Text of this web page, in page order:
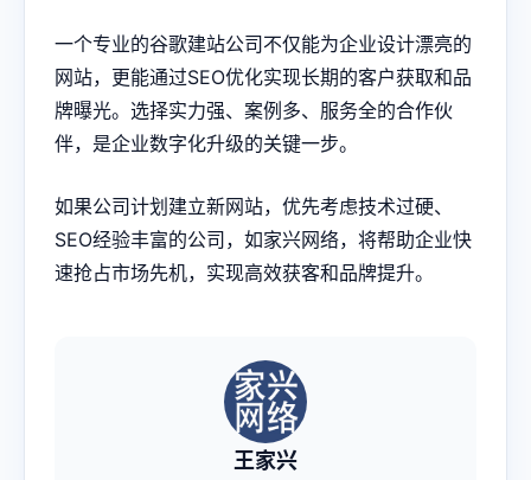
一个专业的谷歌建站公司不仅能为企业设计漂亮的
网站，更能通过SEO优化实现长期的客户获取和品
牌曝光。选择实力强、案例多、服务全的合作伙
伴，是企业数字化升级的关键一步。
如果公司计划建立新网站，优先考虑技术过硬、
SEO经验丰富的公司，如家兴网络，将帮助企业快
速抢占市场先机，实现高效获客和品牌提升。
王家兴